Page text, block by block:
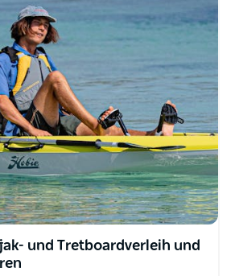
und Tretboardverleih und